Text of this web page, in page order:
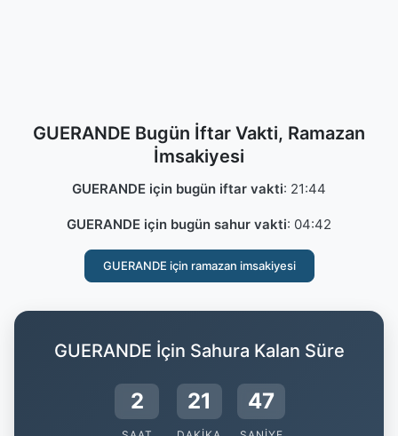
GUERANDE Bugün İftar Vakti, Ramazan
İmsakiyesi
GUERANDE için bugün iftar vakti: 21:44
GUERANDE için bugün sahur vakti: 04:42
GUERANDE için ramazan imsakiyesi
GUERANDE İçin Sahura Kalan Süre
2 21 46